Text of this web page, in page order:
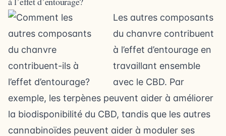
Les autres composants
du chanvre contribuent
à l’effet d’entourage en
travaillant ensemble
avec le CBD. Par
exemple, les terpènes peuvent aider à améliorer
la biodisponibilité du CBD, tandis que les autres
cannabinoïdes peuvent aider à moduler ses